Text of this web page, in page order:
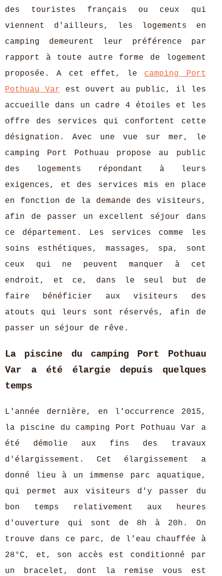
des touristes français ou ceux qui
viennent d'ailleurs, les logements en
camping demeurent leur préférence par
rapport à toute autre forme de logement
proposée. A cet effet, le camping Port
Pothuau Var est ouvert au public, il les
accueille dans un cadre 4 étoiles et les
offre des services qui confortent cette
désignation. Avec une vue sur mer, le
camping Port Pothuau propose au public
des logements répondant à leurs
exigences, et des services mis en place
en fonction de la demande des visiteurs,
afin de passer un excellent séjour dans
ce département. Les services comme les
soins esthétiques, massages, spa, sont
ceux qui ne peuvent manquer à cet
endroit, et ce, dans le seul but de
faire bénéficier aux visiteurs des
atouts qui leurs sont réservés, afin de
passer un séjour de rêve.
La piscine du camping Port Pothuau
Var a été élargie depuis quelques
temps
L'année dernière, en l'occurrence 2015,
la piscine du camping Port Pothuau Var a
été démolie aux fins des travaux
d'élargissement. Cet élargissement a
donné lieu à un immense parc aquatique,
qui permet aux visiteurs d'y passer du
bon temps relativement aux heures
d'ouverture qui sont de 8h à 20h. On
trouve dans ce parc, de l'eau chauffée à
28°C, et, son accès est conditionné par
un bracelet, dont la remise vous est